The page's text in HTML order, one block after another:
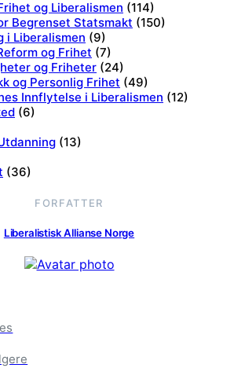
og Liberalismen (114)
Begrenset Statsmakt (150)
i Liberalismen (9)
og Frihet (7)
og Friheter (24)
og Personlig Frihet (49)
Innflytelse i Liberalismen (12)
(6)
(13)
(36)
FORFATTER
Liberalistisk Allianse Norge